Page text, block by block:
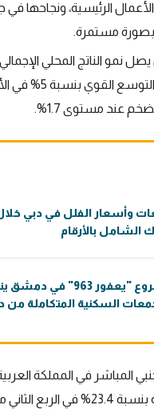
الرئيسية، ونجاحها في
بصورة مستمرة.
يصل نمو الناتج المحلي
2024 إلى 1.4% نتيجة
عند مستوى 1.7%.
الشامل بالأرقام
مشروع "يعفور 963" في
السكنية المتكاملة من
المباشر في المملكة
زيادة فصلية ملحوظة بنسبة 23.4% في